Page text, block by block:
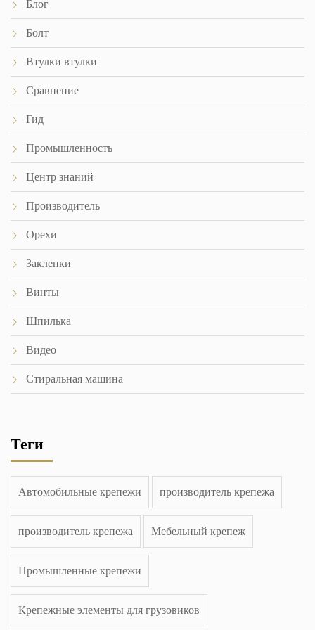
Блог
Болт
Втулки втулки
Сравнение
Гид
Промышленность
Центр знаний
Производитель
Орехи
Заклепки
Винты
Шпилька
Видео
Стиральная машина
Теги
Автомобильные крепежи производитель крепежа
производитель крепежа Мебельный крепеж
Промышленные крепежи
Крепежные элементы для грузовиков